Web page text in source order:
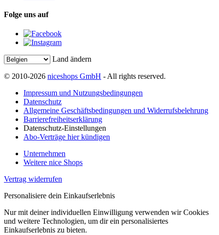
Folge uns auf
Land ändern
© 2010-2026 niceshops GmbH - All rights reserved.
Impressum und Nutzungsbedingungen
Datenschutz
Allgemeine Geschäftsbedingungen und Widerrufsbelehrung
Barrierefreiheitserklärung
Datenschutz-Einstellungen
Abo-Verträge hier kündigen
Unternehmen
Weitere nice Shops
Vertrag widerrufen
Personalisiere dein Einkaufserlebnis
Nur mit deiner individuellen Einwilligung verwenden wir Cookies
und weitere Technologien, um dir ein personalisiertes
Einkaufserlebnis zu bieten.